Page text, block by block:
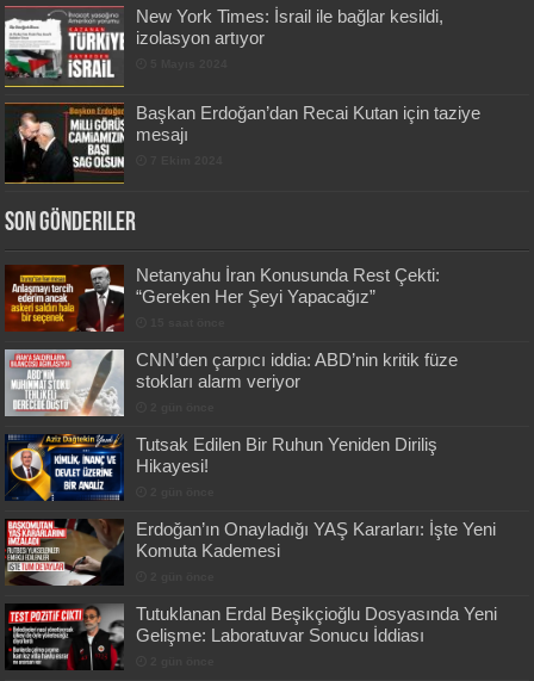
New York Times: İsrail ile bağlar kesildi,
izolasyon artıyor
Başkan Erdoğan’dan Recai Kutan için taziye
mesajı
Son Gönderiler
Netanyahu İran Konusunda Rest Çekti:
“Gereken Her Şeyi Yapacağız”
CNN’den çarpıcı iddia: ABD’nin kritik füze
stokları alarm veriyor
Tutsak Edilen Bir Ruhun Yeniden Diriliş
Hikayesi!
Erdoğan’ın Onayladığı YAŞ Kararları: İşte Yeni
Komuta Kademesi
Tutuklanan Erdal Beşikçioğlu Dosyasında Yeni
Gelişme: Laboratuvar Sonucu İddiası